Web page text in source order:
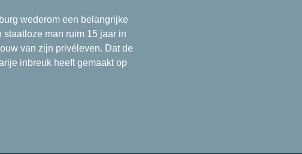
wederom een belangrijke
man ruim 15 jaar in
van zijn privéleven. Dat de
inbreuk heeft gemaakt op